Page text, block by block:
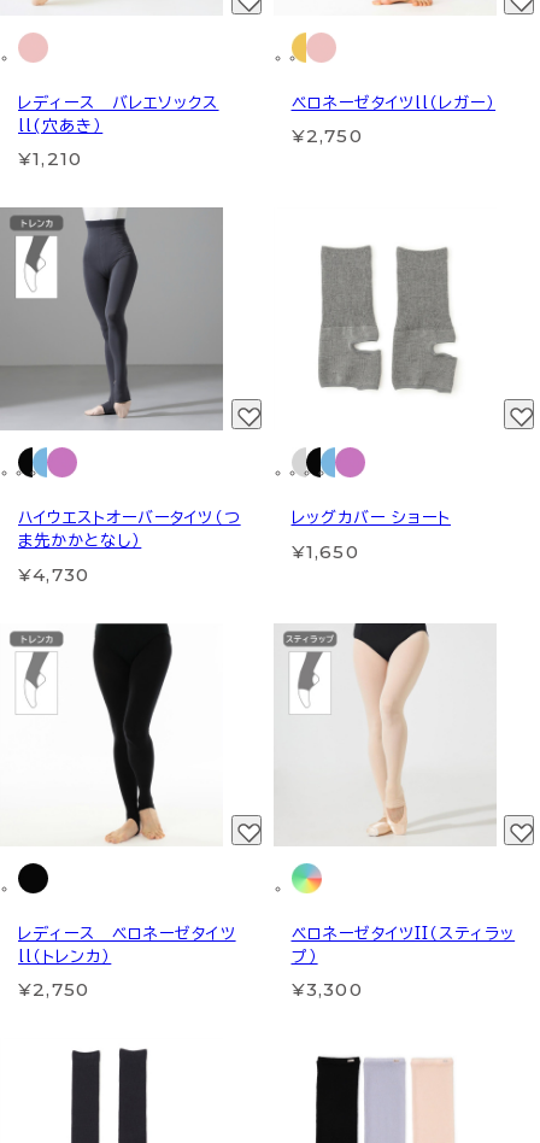
レディース バレエソックス
ll(穴あき）
¥1,210
ベロネーゼタイツll（レガー）
¥2,750
ハイウエストオーバータイツ（つ
ま先かかとなし）
¥4,730
レッグカバー ショート
¥1,650
レディース ベロネーゼタイツ
ll（トレンカ）
¥2,750
ベロネーゼタイツII（スティラッ
プ）
¥3,300